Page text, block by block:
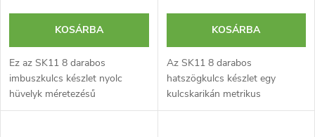
KOSÁRBA
Ez az SK11 8 darabos
imbuszkulcs készlet nyolc
hüvelyk méretezésű
imbuszkulcsot tartalmaz egy
KOSÁRBA
Az SK11 8 darabos
hatszögkulcs készlet egy
kulcskarikán metrikus
méretezésű imbuszkulcsokat